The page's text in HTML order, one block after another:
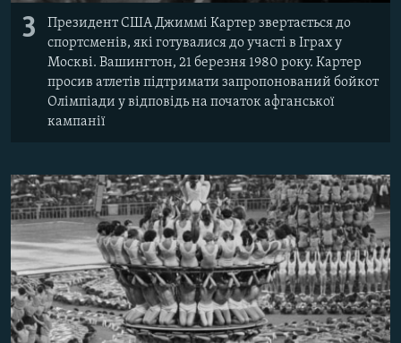
3
Президент США Джиммі Картер звертається до
спортсменів, які готувалися до участі в Іграх у
Москві. Вашингтон, 21 березня 1980 року. Картер
просив атлетів підтримати запропонований бойкот
Олімпіади у відповідь на початок афганської
кампанії